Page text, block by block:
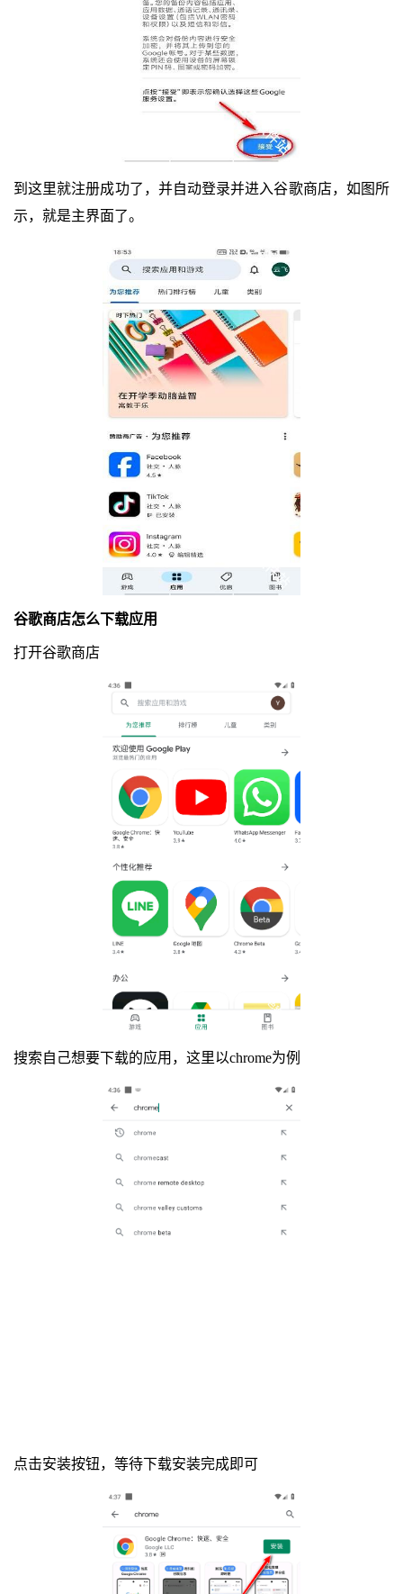
到这里就注册成功了，并自动登录并进入谷歌商店，如图所
示，就是主界面了。
谷歌商店怎么下载应用
打开谷歌商店
搜索自己想要下载的应用，这里以chrome为例
点击安装按钮，等待下载安装完成即可